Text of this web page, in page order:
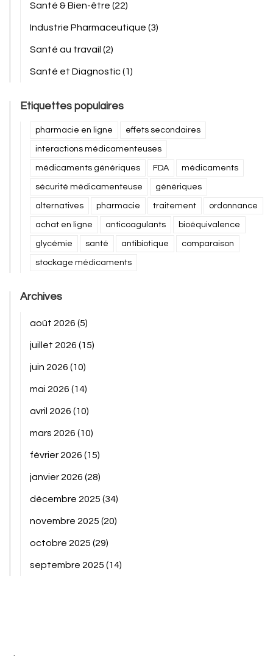
Santé & Bien-être (22)
Industrie Pharmaceutique (3)
Santé au travail (2)
Santé et Diagnostic(1)
Etiquettes populaires
pharmacie en ligne effets secondaires
interactions médicamenteuses
médicaments génériques FDA médicaments
sécurité médicamenteuse génériques
alternatives pharmacie traitement ordonnance
achat en ligne anticoagulants bioéquivalence
glycémie santé antibiotique comparaison
stockage médicaments
Archives
août 2026 (5)
juillet 2026 (15)
juin 2026 (10)
mai 2026 (14)
avril 2026 (10)
mars 2026 (10)
février 2026 (15)
janvier 2026 (28)
décembre 2025 (34)
novembre 2025 (20)
octobre 2025 (29)
septembre 2025 (14)